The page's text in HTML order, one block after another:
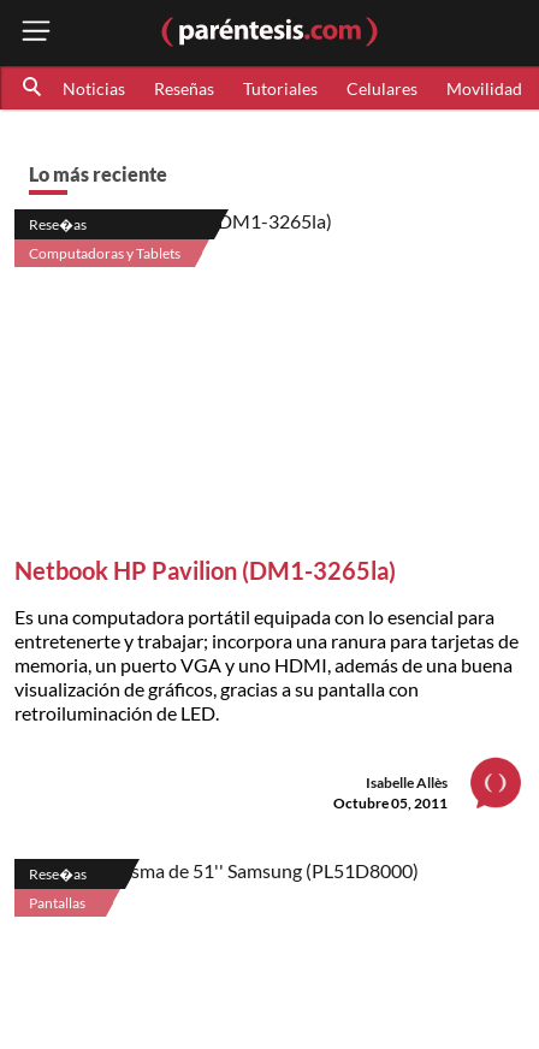
Noticias Reseñas Tutoriales Celulares Movilidad
Lo más reciente
Rese�as
Computadoras y Tablets
Netbook HP Pavilion (DM1-3265la)
Es una computadora portátil equipada con lo esencial para
entretenerte y trabajar; incorpora una ranura para tarjetas de
memoria, un puerto VGA y uno HDMI, además de una buena
visualización de gráficos, gracias a su pantalla con
retroiluminación de LED.
Isabelle Allès
Octubre 05, 2011
Rese�as
Pantallas